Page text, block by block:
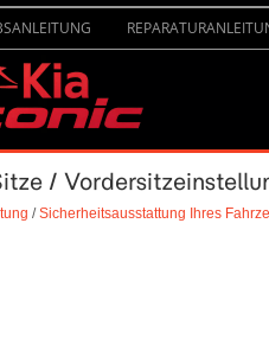
/
/Sicherheitsausstattung Ihres